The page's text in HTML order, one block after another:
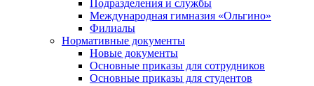
Подразделения и службы
Международная гимназия «Ольгино»
Филиалы
Нормативные документы
Новые документы
Основные приказы для сотрудников
Основные приказы для студентов